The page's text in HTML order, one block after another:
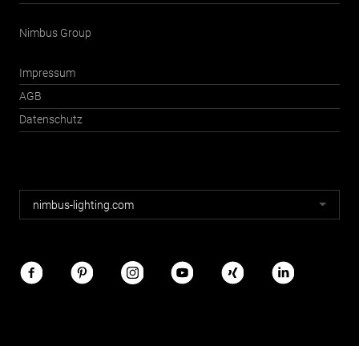
Nimbus Group
Impressum
AGB
Datenschutz
Nimbus
Webseiten
nimbus-lighting.com
Nimbus
im